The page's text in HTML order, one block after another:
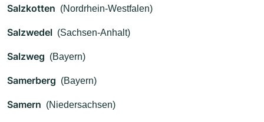
Salzkotten (Nordrhein-Westfalen)
Salzwedel (Sachsen-Anhalt)
Salzweg (Bayern)
Samerberg (Bayern)
Samern (Niedersachsen)